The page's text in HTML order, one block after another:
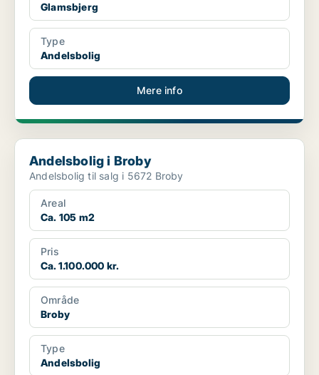
Glamsbjerg
Type
Andelsbolig
Mere info
Andelsbolig i Broby
Andelsbolig i Broby
Andelsbolig til salg i 5672 Broby
Areal
Ca. 105 m2
Pris
Ca. 1.100.000 kr.
Område
Broby
Type
Andelsbolig